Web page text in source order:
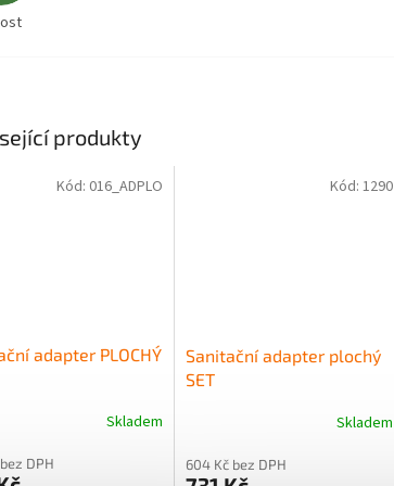
produkty
adapter PLOCHÝ
Skladem
DPH
Kód: 016_ADPLO
Sanitační adapter plochý
SET
Skladem
604 Kč bez DPH
Kód: 1290